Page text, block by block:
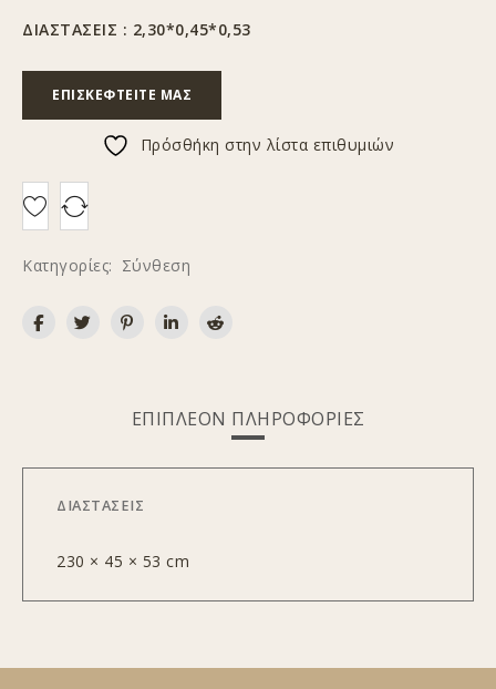
ΔΙΑΣΤΑΣΕΙΣ : 2,30*0,45*0,53
ΕΠΙΣΚΕΦΤΕΊΤΕ ΜΑΣ
Πρόσθήκη στην λίστα επιθυμιών
Κατηγορίες: Σύνθεση
ΕΠΙΠΛΈΟΝ ΠΛΗΡΟΦΟΡΊΕΣ
ΔΙΑΣΤΆΣΕΙΣ
230 × 45 × 53 cm